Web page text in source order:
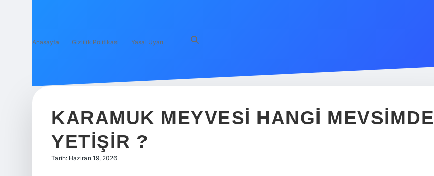
Anasayfa Gizlilik Politikası Yasal Uyarı
KARAMUK MEYVESI HANGI MEVSIMDE
YETIŞIR ?
Tarih: Haziran 19, 2026